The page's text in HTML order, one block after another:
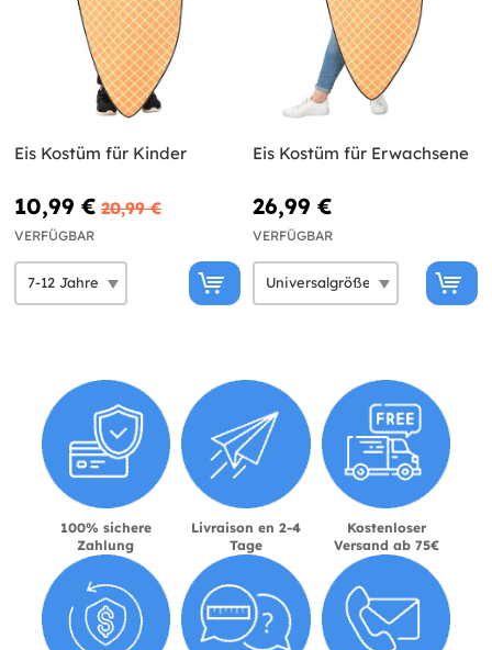
Eis Kostüm für Kinder
10,99 € 20,99 €
VERFÜGBAR
Eis Kostüm für Erwachsene
26,99 €
VERFÜGBAR
100% sichere
Zahlung
Livraison en 2-4
Tage
Kostenloser
Versand ab 75€